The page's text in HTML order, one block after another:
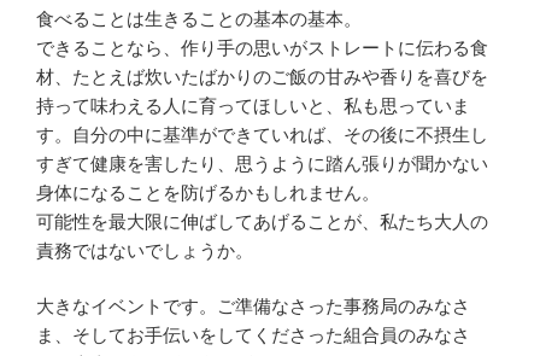
食べることは生きることの基本の基本。
できることなら、作り手の思いがストレートに伝わる食
材、たとえば炊いたばかりのご飯の甘みや香りを喜びを
持って味わえる人に育ってほしいと、私も思っていま
す。自分の中に基準ができていれば、その後に不摂生し
すぎて健康を害したり、思うように踏ん張りが聞かない
身体になることを防げるかもしれません。
可能性を最大限に伸ばしてあげることが、私たち大人の
責務ではないでしょうか。
大きなイベントです。ご準備なさった事務局のみなさ
ま、そしてお手伝いをしてくださった組合員のみなさ